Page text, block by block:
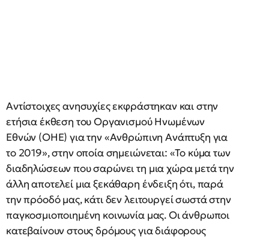
Αντίστοιχες ανησυχίες εκφράστηκαν και στην
ετήσια έκθεση του Οργανισμού Ηνωμένων
Εθνών (ΟΗΕ) για την «Ανθρώπινη Ανάπτυξη για
το 2019», στην οποία σημειώνεται: «Το κύμα των
διαδηλώσεων που σαρώνει τη μια χώρα μετά την
άλλη αποτελεί μια ξεκάθαρη ένδειξη ότι, παρά
την πρόοδό μας, κάτι δεν λειτουργεί σωστά στην
παγκοσμιοποιημένη κοινωνία μας. Οι άνθρωποι
κατεβαίνουν στους δρόμους για διάφορους